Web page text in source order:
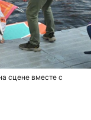
сцене вместе с